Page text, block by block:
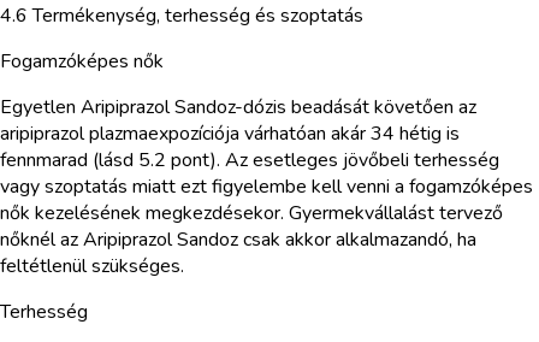
4.6 Termékenység, terhesség és szoptatás
Fogamzóképes nők
Egyetlen Aripiprazol Sandoz-dózis beadását követően az
aripiprazol plazmaexpozíciója várhatóan akár 34 hétig is
fennmarad (lásd 5.2 pont). Az esetleges jövőbeli terhesség
vagy szoptatás miatt ezt figyelembe kell venni a fogamzóképes
nők kezelésének megkezdésekor. Gyermekvállalást tervező
nőknél az Aripiprazol Sandoz csak akkor alkalmazandó, ha
feltétlenül szükséges.
Terhesség